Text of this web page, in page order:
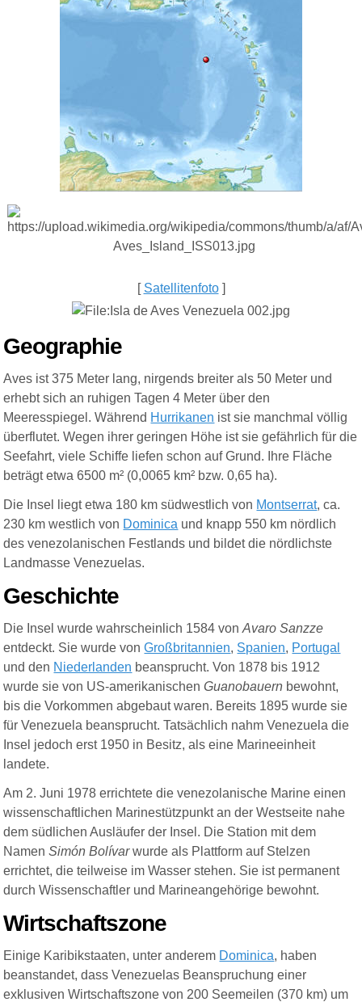
[ Satellitenfoto]
Geographie
Aves ist 375 Meter lang, nirgends breiter als 50 Meter und
erhebt sich an ruhigen Tagen 4 Meter über den
Meeresspiegel. Während Hurrikanen ist sie manchmal völlig
überflutet. Wegen ihrer geringen Höhe ist sie gefährlich für die
Seefahrt, viele Schiffe liefen schon auf Grund. Ihre Fläche
beträgt etwa 6500 m² (0,0065 km² bzw. 0,65 ha).
Die Insel liegt etwa 180 km südwestlich von Montserrat, ca.
230 km westlich von Dominica und knapp 550 km nördlich
des venezolanischen Festlands und bildet die nördlichste
Landmasse Venezuelas.
Geschichte
Die Insel wurde wahrscheinlich 1584 vonAvaro Sanzze
entdeckt. Sie wurde vonGroßbritannien, Spanien, Portugal
und den Niederlanden beansprucht. Von 1878 bis 1912
wurde sie von US-amerikanischenGuanobauern bewohnt,
bis die Vorkommen abgebaut waren. Bereits 1895 wurde sie
für Venezuela beansprucht. Tatsächlich nahm Venezuela die
Insel jedoch erst 1950 in Besitz, als eine Marineeinheit
landete.
Am 2. Juni 1978 errichtete die venezolanische Marine einen
wissenschaftlichen Marinestützpunkt an der Westseite nahe
dem südlichen Ausläufer der Insel. Die Station mit dem
NamenSimón Bolívarwurde als Plattform auf Stelzen
errichtet, die teilweise im Wasser stehen. Sie ist permanent
durch Wissenschaftler und Marineangehörige bewohnt.
Wirtschaftszone
Einige Karibikstaaten, unter anderem Dominica, haben
beanstandet, dass Venezuelas Beanspruchung einer
exklusiven Wirtschaftszone von 200 Seemeilen (370 km) um